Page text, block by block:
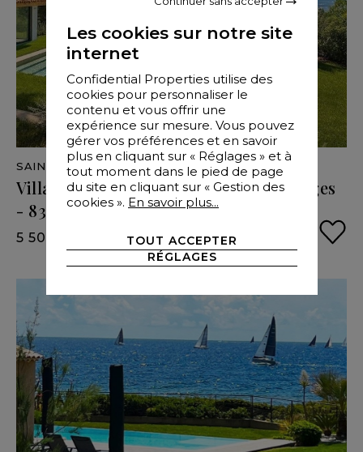
SAINTE-MAXIME - VAR - 500 M²
Villa d’architecte vue mer, proche
plages
- 83120 SAINT- MAXIME
5 500 000 €
Les cookies sur notre site
internet
Confidential Properties utilise des
cookies pour personnaliser le
contenu et vous offrir une
expérience sur mesure. Vous pouvez
gérer vos préférences et en savoir
plus en cliquant sur « Réglages » et à
tout moment dans le pied de page
du site en cliquant sur « Gestion des
cookies ». En savoir plus...
TOUT ACCEPTER
RÉGLAGES